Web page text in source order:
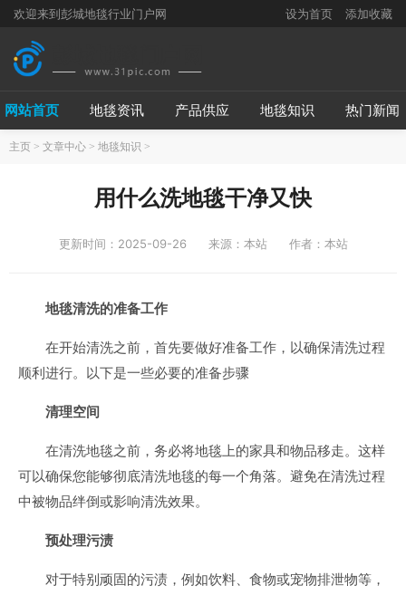
欢迎来到彭城地毯行业门户网 设为首页 添加收藏
网站首页 地毯资讯 产品供应 地毯知识 热门新闻
主页 > 文章中心 > 地毯知识 >
用什么洗地毯干净又快
更新时间：2025-09-26 来源：本站 作者：本站
地毯清洗的准备工作
在开始清洗之前，首先要做好准备工作，以确保清洗过程
顺利进行。以下是一些必要的准备步骤
清理空间
在清洗地毯之前，务必将地毯上的家具和物品移走。这样
可以确保您能够彻底清洗地毯的每一个角落。避免在清洗过程
中被物品绊倒或影响清洗效果。
预处理污渍
对于特别顽固的污渍，例如饮料、食物或宠物排泄物等，